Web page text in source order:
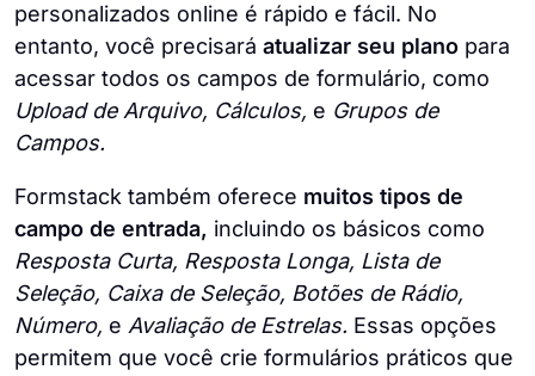
personalizados online é rápido e fácil. No
entanto, você precisará atualizar seu plano para
acessar todos os campos de formulário, como
Upload de Arquivo, Cálculos, e Grupos de
Campos.
Formstack também oferece muitos tipos de
campo de entrada, incluindo os básicos como
Resposta Curta, Resposta Longa, Lista de
Seleção, Caixa de Seleção, Botões de Rádio,
Número, e Avaliação de Estrelas. Essas opções
permitem que você crie formulários práticos que